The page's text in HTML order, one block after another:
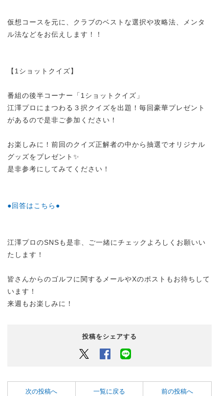
仮想コースを元に、クラブのベストな選択や攻略法、メンタ
ル法などをお伝えします！！
【1ショットクイズ】
番組の後半コーナー「1ショットクイズ」
江澤プロにまつわる３択クイズを出題！毎回豪華プレゼント
があるので是非ご参加ください！
お楽しみに！前回のクイズ正解者の中から抽選でオリジナル
グッズをプレゼント✨
是非参考にしてみてください！
●回答はこちら●
江澤プロのSNSも是非、ご一緒にチェックよろしくお願いい
たします！
皆さんからのゴルフに関するメールやXのポストもお待ちして
います！
来週もお楽しみに！
投稿をシェアする
Twitter Facebook
次の投稿へ 一覧に戻る 前の投稿へ